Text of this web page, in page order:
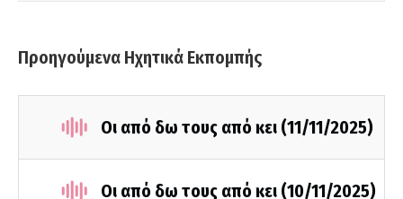
Προηγούμενα Ηχητικά Εκπομπής
Οι από δω τους από κει (11/11/2025)
Οι από δω τους από κει (10/11/2025)